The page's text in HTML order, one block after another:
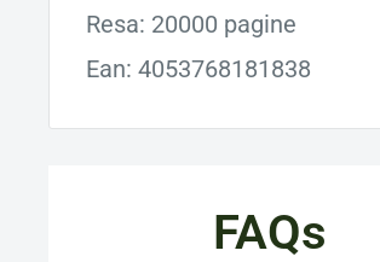
Resa: 20000 pagine
Ean: 4053768181838
FAQs